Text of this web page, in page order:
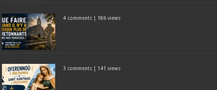
4 comments | 186 views
3 comments | 141 views